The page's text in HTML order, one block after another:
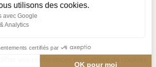
de ventes
utilisons des cookies.
avec Google
Analytics
certifiés par
OK pour moi